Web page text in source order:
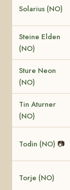
Solarius (NO)
Steine Elden
(NO)
Sture Neon
(NO)
Tin Aturner
(NO)
Todin (NO) 📷
Torje (NO)